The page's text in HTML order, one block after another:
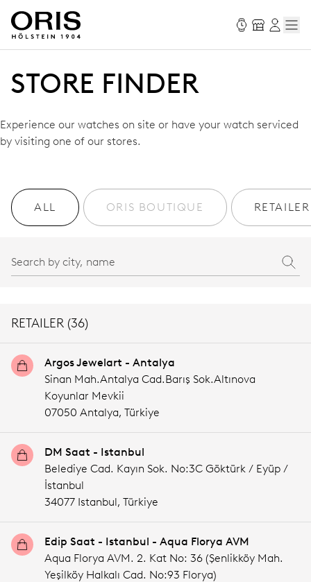
STORE FINDER
Experience our watches on site or have your watch serviced
by visiting one of our stores.
ALL ORIS BOUTIQUE RETAILER
RETAILER (36)
Argos Jewelart - Antalya
Sinan Mah.Antalya Cad.Barış Sok.Altınova
Koyunlar Mevkii
07050 Antalya, Türkiye
DM Saat - Istanbul
Belediye Cad. Kayın Sok. No:3C Göktürk / Eyüp /
İstanbul
34077 Istanbul, Türkiye
Edip Saat - Istanbul - Aqua Florya AVM
Aqua Florya AVM. 2. Kat No: 36 (Şenlikköy Mah.
Yeşilköy Halkalı Cad. No:93 Florya)